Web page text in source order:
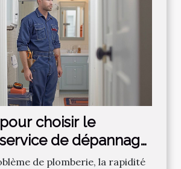
choisir le
de dépannage
de plomberie, la rapidité